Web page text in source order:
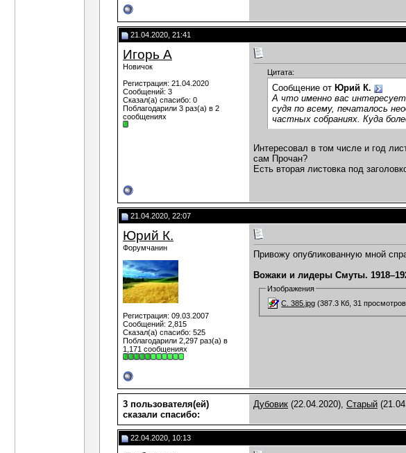
21.04.2020, 21:41
Игорь А
Новичок
Регистрация: 21.04.2020
Сообщений: 3
Сказал(а) спасибо: 0
Поблагодарили 3 раз(а) в 2
сообщениях
Цитата:
Сообщение от Юрий К.
А что именно вас
судя по всему, печаталось
частных собраниях. Куда
Интересовал в том числе и год
сам Прочан?
Есть вторая листовка под
21.04.2020, 22:07
Юрий К.
Форумчанин
Регистрация: 09.03.2007
Сообщений: 2,815
Сказал(а) спасибо: 525
Поблагодарили 2,297 раз(а) в
1,171 сообщениях
Привожу опубликованную мной
Вожаки и лидеры Смуты.
Изображения
С. 385.jpg (387.3 Кб, 31
3 пользователя(ей)
сказали cпасибо:
Дубовик (22.04.2020), Старый
22.04.2020, 10:13